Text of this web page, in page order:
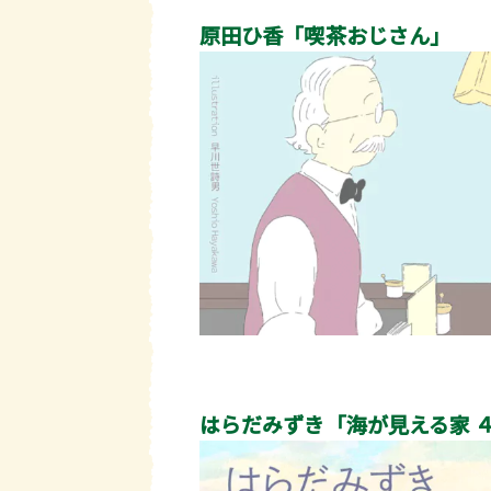
原田ひ香「喫茶おじさん」
はらだみずき「海が見える家